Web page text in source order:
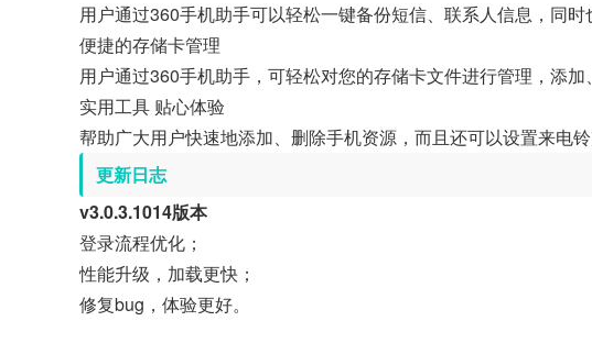
用户通过360手机助手可以轻松一键备份短信、联系人信息，同时
便捷的存储卡管理
用户通过360手机助手，可轻松对您的存储卡文件进行管理，添加
实用工具 贴心体验
帮助广大用户快速地添加、删除手机资源，而且还可以设置来电
更新日志
v3.0.3.1014版本
登录流程优化；
性能升级，加载更快；
修复bug，体验更好。